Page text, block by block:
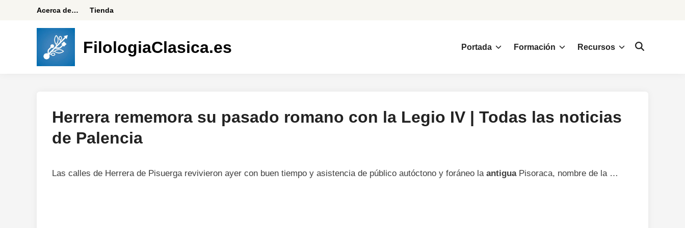
Acerca de… Tienda
FilologiaClasica.es Portada Formación Recursos
Herrera rememora su pasado romano con la Legio IV | Todas las noticias
de Palencia
Las calles de Herrera de Pisuerga revivieron ayer con buen tiempo y asistencia de público autóctono y foráneo la antiguaPisoraca, nombre de la …